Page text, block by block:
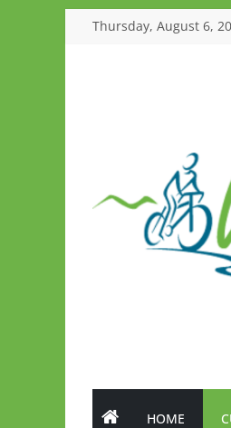
Thursday, August 6,
Viva
Travels
HOME